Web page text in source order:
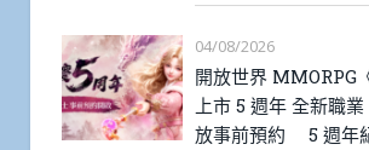
04/08/2026
開放世界 MMORPG
上市 5 週年 全新職
放事前預約 5 週年